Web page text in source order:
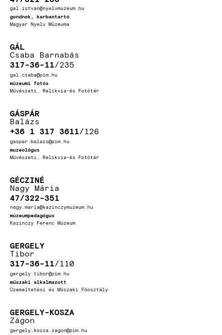
gal.istvan@nyelvmuzeum.hu
gondnok, karbantartó
Magyar Nyelv Múzeuma
GÁL
Csaba Barnabás
317-36-11 235
gal.csaba@pim.hu
múzeumi fotós
Művészeti, Relikvia-és Fotótár
GÁSPÁR
Balázs
+36 1 317 3611 126
gaspar.balazs@pim.hu
muzeológus
Művészeti, Relikvia-és Fotótár
GÉCZINÉ
Nagy Mária
47/322-351
nagy.maria@kazinczymuzeum.hu
múzeumpedagógus
Kazinczy Ferenc Múzeum
GERGELY
Tibor
317-36-11 110
gergely.tibor@pim.hu
műszaki alkalmazott
Üzemeltetési és Műszaki Főosztály
GERGELY-KOSZA
Zágon
gergely.kosza.zagon@pim.hu